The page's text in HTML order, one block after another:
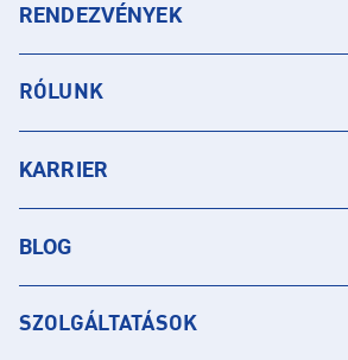
RENDEZVÉNYEK
RÓLUNK
KARRIER
BLOG
SZOLGÁLTATÁSOK